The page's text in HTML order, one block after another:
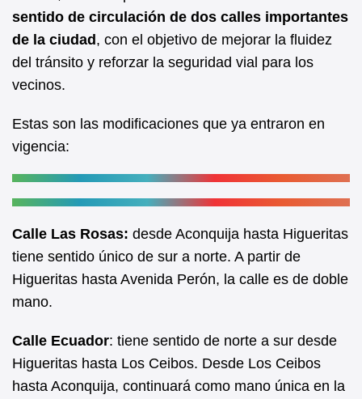
o
o
k
p
p
sentido de circulación de dos calles importantes
de la ciudad, con el objetivo de mejorar la fluidez
del tránsito y reforzar la seguridad vial para los
vecinos.
Estas son las modificaciones que ya entraron en
vigencia:
Calle Las Rosas: desde Aconquija hasta Higueritas
tiene sentido único de sur a norte. A partir de
Higueritas hasta Avenida Perón, la calle es de doble
mano.
Calle Ecuador: tiene sentido de norte a sur desde
Higueritas hasta Los Ceibos. Desde Los Ceibos
hasta Aconquija, continuará como mano única en la